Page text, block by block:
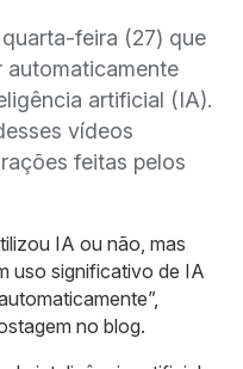
feira (27) que
automaticamente
artificial (IA).
vídeos
feitas pelos
IA ou não, mas
uso significativo de IA
no blog.